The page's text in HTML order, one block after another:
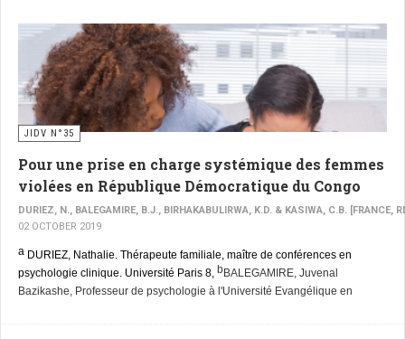
JIDV N°35
Pour une prise en charge systémique des femmes
violées en République Démocratique du Congo
DURIEZ, N., BALEGAMIRE, B.J., BIRHAKABULIRWA, K.D. & KASIWA, C.B. [FRANCE,
02 OCTOBER 2019
a DURIEZ, Nathalie. Thérapeute familiale, maître de conférences en
psychologie clinique. Université Paris 8, bBALEGAMIRE, Juvenal
Bazikashe, Professeur de psychologie à l'Université Evangélique en
Bibliothécaire à l'Institut Supérieur des Techniques Médicales, Bukavu,